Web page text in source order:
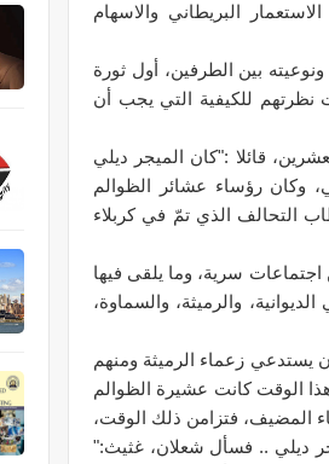
البريطاني والاسهام
بين الطرفين، أول ثورة
نظرتهم للكيفية التي يجب أن
قائلا :"كان الميجر ديلي
وكان رؤساء عشائر الظوالم
التحالف الذي تمّ في كربلاء
سرية، وما يلقى فيها
والرميثة، والسماوة،
يستدعي زعماء الرميثة ومنهم
الوقت كانت عشيرة الظوالم
المضيف، فتزامن ذلك الوقت،
ديلي .. فسأل شعلان، غثيث:"